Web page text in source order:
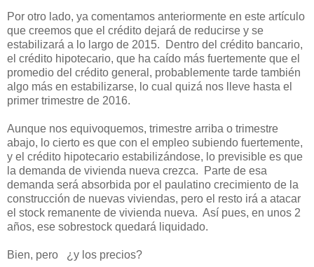
Por otro lado, ya comentamos anteriormente en este artículo
que creemos que el crédito dejará de reducirse y se
estabilizará a lo largo de 2015. Dentro del crédito bancario,
el crédito hipotecario, que ha caído más fuertemente que el
promedio del crédito general, probablemente tarde también
algo más en estabilizarse, lo cual quizá nos lleve hasta el
primer trimestre de 2016.
Aunque nos equivoquemos, trimestre arriba o trimestre
abajo, lo cierto es que con el empleo subiendo fuertemente,
y el crédito hipotecario estabilizándose, lo previsible es que
la demanda de vivienda nueva crezca. Parte de esa
demanda será absorbida por el paulatino crecimiento de la
construcción de nuevas viviendas, pero el resto irá a atacar
el stock remanente de vivienda nueva. Así pues, en unos 2
años, ese sobrestock quedará liquidado.
Bien, pero ¿y los precios?